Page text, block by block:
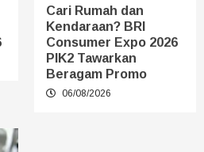
Cari Rumah dan
Kendaraan? BRI
Consumer Expo 2026
PIK2 Tawarkan
Beragam Promo
06/08/2026